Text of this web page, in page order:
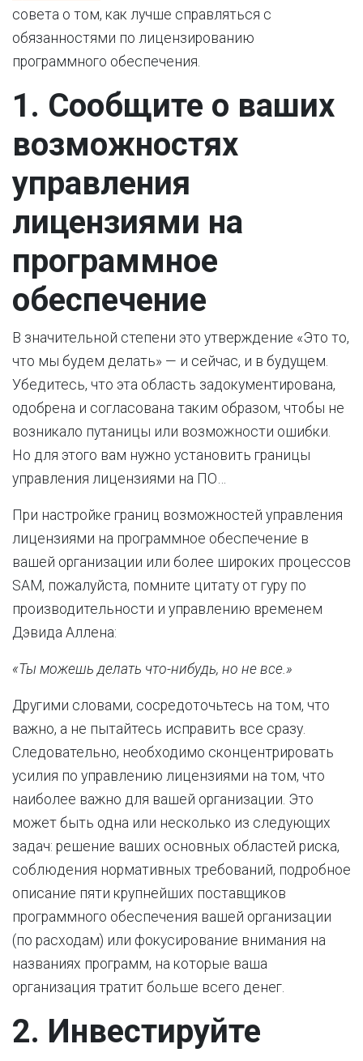
совета о том, как лучше справляться с
обязанностями по лицензированию
программного обеспечения.
1. Сообщите о ваших
возможностях
управления
лицензиями на
программное
обеспечение
В значительной степени это утверждение «Это то,
что мы будем делать» — и сейчас, и в будущем.
Убедитесь, что эта область задокументирована,
одобрена и согласована таким образом, чтобы не
возникало путаницы или возможности ошибки.
Но для этого вам нужно установить границы
управления лицензиями на ПО…
При настройке границ возможностей управления
лицензиями на программное обеспечение в
вашей организации или более широких процессов
SAM, пожалуйста, помните цитату от гуру по
производительности и управлению временем
Дэвида Аллена:
«Ты можешь делать что-нибудь, но не все.»
Другими словами, сосредоточьтесь на том, что
важно, а не пытайтесь исправить все сразу.
Следовательно, необходимо сконцентрировать
усилия по управлению лицензиями на том, что
наиболее важно для вашей организации. Это
может быть одна или несколько из следующих
задач: решение ваших основных областей риска,
соблюдения нормативных требований, подробное
описание пяти крупнейших поставщиков
программного обеспечения вашей организации
(по расходам) или фокусирование внимания на
названиях программ, на которые ваша
организация тратит больше всего денег.
2. Инвестируйте